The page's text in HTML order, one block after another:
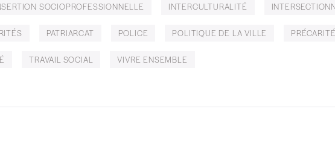
SOCIOPROFESSIONNELLE INTERCULTURALITÉ
PATRIARCAT POLICE POLITIQUE DE LA VILLE PRÉCARITÉ
TRAVAIL SOCIAL VIVRE ENSEMBLE